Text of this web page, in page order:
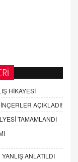
HİKAYESİ
AÇIKLADI!
TAMAMLANDI
ANLATILDI